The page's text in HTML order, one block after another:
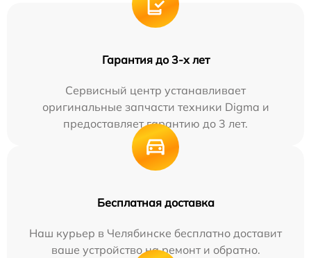
Гарантия до 3-х лет
Сервисный центр устанавливает
оригинальные запчасти техники Digma и
предоставляет гарантию до 3 лет.
Бесплатная доставка
Наш курьер в Челябинске бесплатно доставит
ваше устройство на ремонт и обратно.